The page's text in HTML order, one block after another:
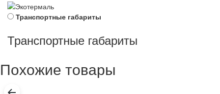
Транспортные габариты
Транспортные габариты
Похожие товары